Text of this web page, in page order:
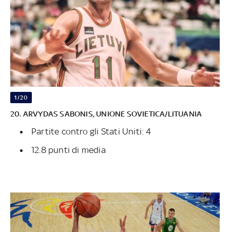
1/20
20. ARVYDAS SABONIS, UNIONE SOVIETICA/LITUANIA
Partite contro gli Stati Uniti: 4
12.8 punti di media